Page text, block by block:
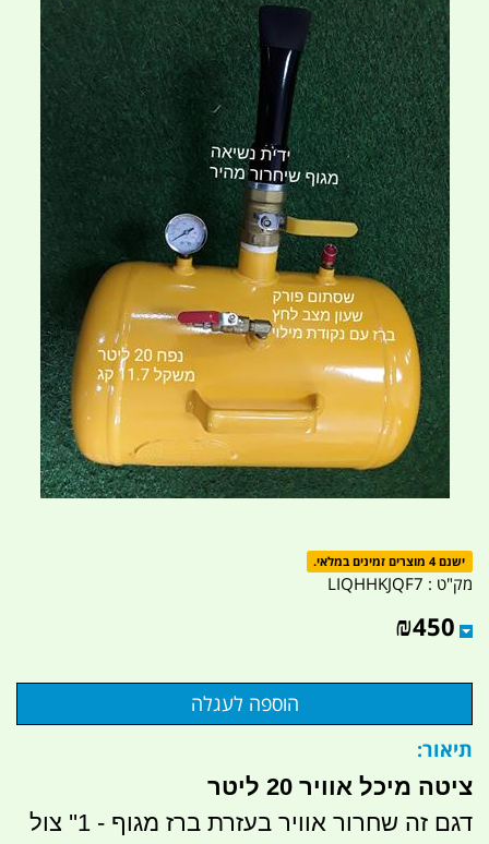
ישנם 4 מוצרים זמינים במלאי.
מק"ט : LIQHHKJQF7
₪450
תיאור:
ציטה מיכל אוויר 20 ליטר
דגם זה שחרור אוויר בעזרת ברז מגוף - 1'' צול